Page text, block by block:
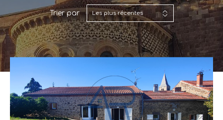
Trier par Les plus récentes